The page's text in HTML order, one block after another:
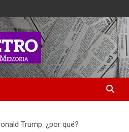
Trump: ¿por qué?